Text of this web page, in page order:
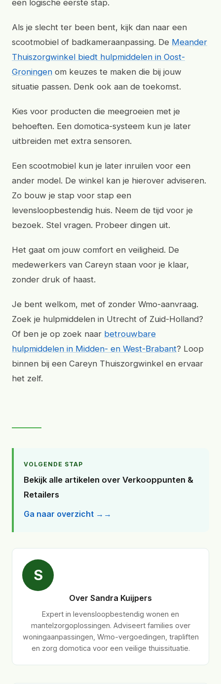
een logische eerste stap.
Als je slecht ter been bent, kijk dan naar een
scootmobiel of badkameraanpassing. De Meander
Thuiszorgwinkel biedt hulpmiddelen in Oost-
Groningen om keuzes te maken die bij jouw
situatie passen. Denk ook aan de toekomst.
Kies voor producten die meegroeien met je
behoeften. Een domotica-systeem kun je later
uitbreiden met extra sensoren.
Een scootmobiel kun je later inruilen voor een
ander model. De winkel kan je hierover adviseren.
Zo bouw je stap voor stap een
levensloopbestendig huis. Neem de tijd voor je
bezoek. Stel vragen. Probeer dingen uit.
Het gaat om jouw comfort en veiligheid. De
medewerkers van Careyn staan voor je klaar,
zonder druk of haast.
Je bent welkom, met of zonder Wmo-aanvraag.
Zoek je hulpmiddelen in Utrecht of Zuid-Holland?
Of ben je op zoek naar betrouwbare
hulpmiddelen in Midden- en West-Brabant? Loop
binnen bij een Careyn Thuiszorgwinkel en ervaar
het zelf.
VOLGENDE STAP
Bekijk alle artikelen over Verkooppunten &
Retailers
Ga naar overzicht →
S
Over Sandra Kuijpers
Expert in levensloopbestendig wonen en
mantelzorgoplossingen. Adviseert families over
woningaanpassingen, Wmo-vergoedingen, trapliften
en zorg domotica voor een veilige thuissituatie.